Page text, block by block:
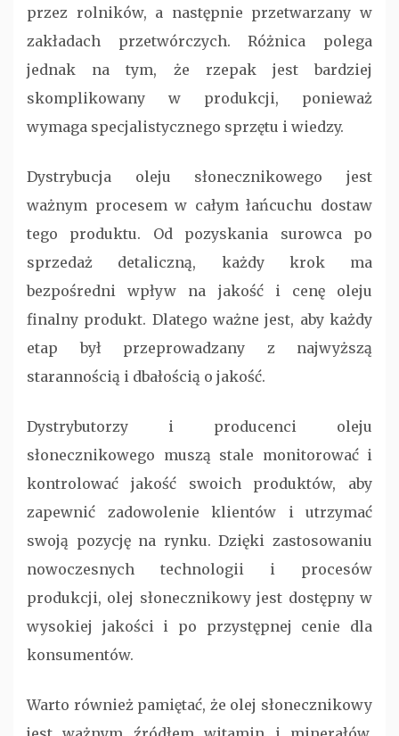
przez rolników, a następnie przetwarzany w
zakładach przetwórczych. Różnica polega
jednak na tym, że rzepak jest bardziej
skomplikowany w produkcji, ponieważ
wymaga specjalistycznego sprzętu i wiedzy.
Dystrybucja oleju słonecznikowego jest
ważnym procesem w całym łańcuchu dostaw
tego produktu. Od pozyskania surowca po
sprzedaż detaliczną, każdy krok ma
bezpośredni wpływ na jakość i cenę oleju
finalny produkt. Dlatego ważne jest, aby każdy
etap był przeprowadzany z najwyższą
starannością i dbałością o jakość.
Dystrybutorzy i producenci oleju
słonecznikowego muszą stale monitorować i
kontrolować jakość swoich produktów, aby
zapewnić zadowolenie klientów i utrzymać
swoją pozycję na rynku. Dzięki zastosowaniu
nowoczesnych technologii i procesów
produkcji, olej słonecznikowy jest dostępny w
wysokiej jakości i po przystępnej cenie dla
konsumentów.
Warto również pamiętać, że olej słonecznikowy